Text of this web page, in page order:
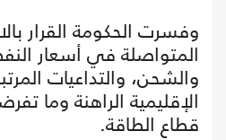
وفسرت الحكومة القرار
المتواصلة في أسعار
والشحن، والتداعيات
الإقليمية الراهنة وما
قطاع الطاقة.